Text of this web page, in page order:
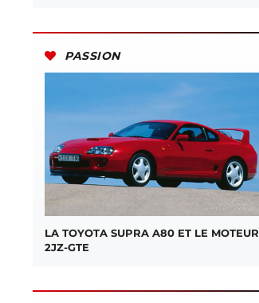
PASSION
LA TOYOTA SUPRA A80 ET LE MOTEUR
2JZ-GTE